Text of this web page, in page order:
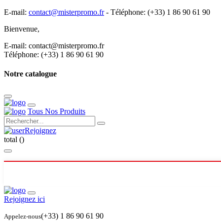
E-mail: contact@misterpromo.fr- Téléphone: (+33) 1 86 90 61 90
Bienvenue,
E-mail: contact@misterpromo.fr
Téléphone: (+33) 1 86 90 61 90
Notre catalogue
Tous Nos Produits
Rejoignez
total ()
Rejoignez ici
Appelez-nous(+33) 1 86 90 61 90